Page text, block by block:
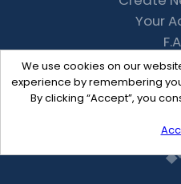
We use cookies on our
experience by remembering
By clicking “Accept”, you
Your